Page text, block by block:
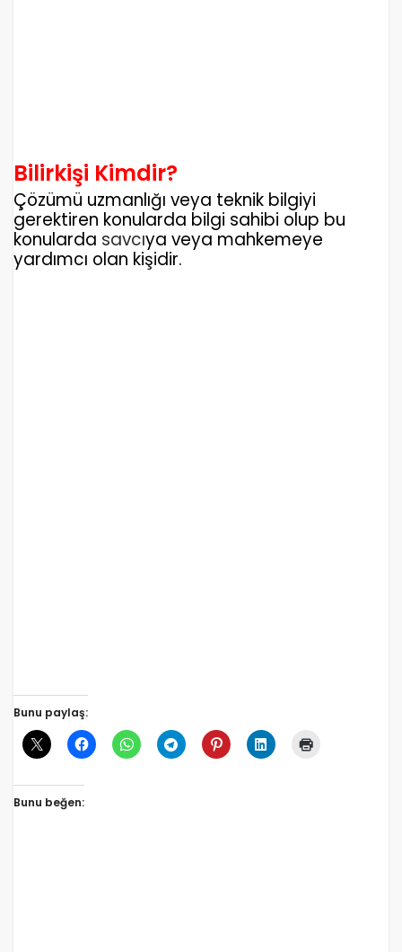
Bilirkişi Kimdir?
Çözümü uzmanlığı veya teknik bilgiyi
gerektiren konularda bilgi sahibi olup bu
konularda savcıya veya mahkemeye
yardımcı olan kişidir.
Bunu paylaş:
Bunu beğen: